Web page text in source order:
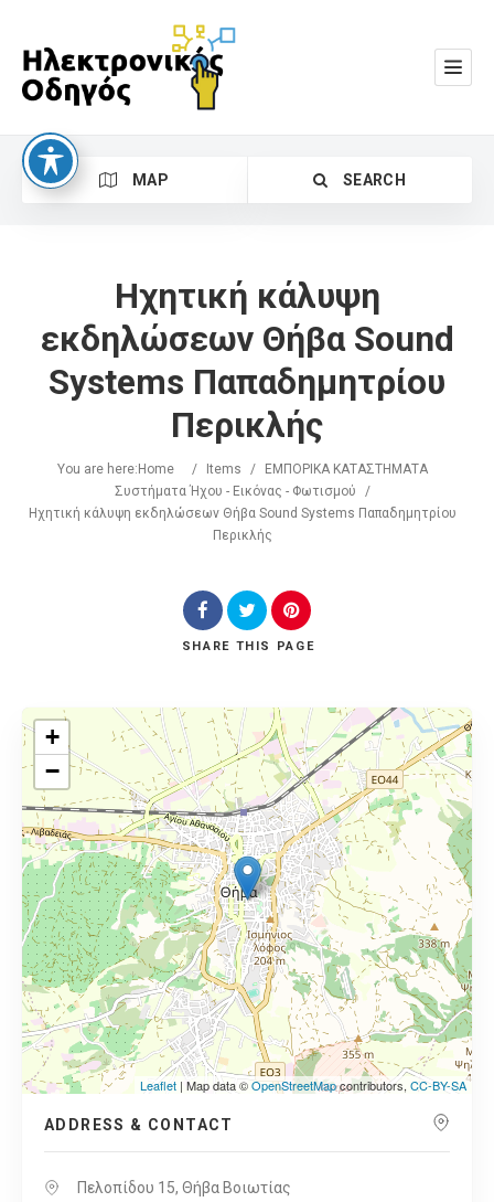
MAP SEARCH
Search
Ηχητική κάλυψη
εκδηλώσεων Θήβα Sound
Systems Παπαδημητρίου
Περικλής
You are here: Home / Items /
ΕΜΠΟΡΙΚΑ ΚΑΤΑΣΤΗΜΑΤΑ
Συστήματα Ήχου - Εικόνας - Φωτισμού
/
Ηχητική κάλυψη εκδηλώσεων Θήβα Sound Systems Παπαδημητρίου
Περικλής
SHARE THIS PAGE
+
−
Leaflet | Map data ©OpenStreetMapcontributors, CC-BY-SA
ADDRESS & CONTACT
Πελοπίδου 15, Θήβα Βοιωτίας